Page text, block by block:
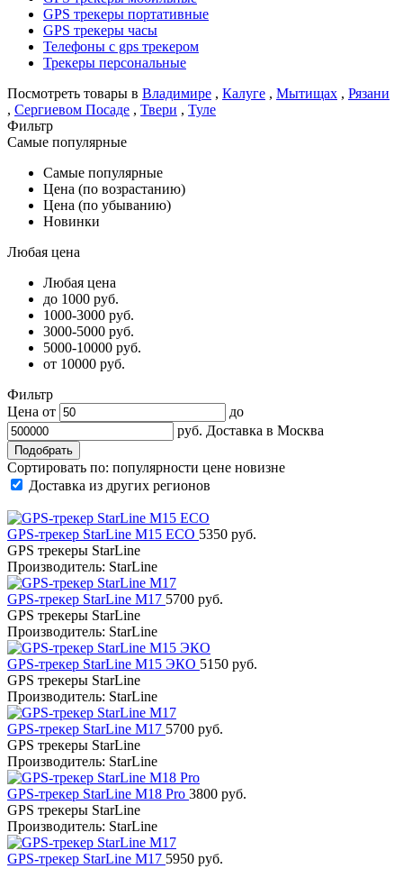
GPS трекеры портативные
GPS трекеры часы
Телефоны с gps трекером
Трекеры персональные
Посмотреть товары в Владимире , Калуге , Мытищах , Рязани
, Сергиевом Посаде , Твери , Туле
Фильтр
Самые популярные
Самые популярные
Цена (по возрастанию)
Цена (по убыванию)
Новинки
Любая цена
Любая цена
до 1000 руб.
1000-3000 руб.
3000-5000 руб.
5000-10000 руб.
от 10000 руб.
Фильтр
Цена от
до
руб. Доставка в Москва
Сортировать по: популярности цене новизне
Доставка из других регионов
GPS-трекер StarLine M15 ECO 5350 руб.
GPS трекеры StarLine
Производитель: StarLine
GPS-трекер StarLine M17 5700 руб.
GPS трекеры StarLine
Производитель: StarLine
GPS-трекер StarLine M15 ЭКО 5150 руб.
GPS трекеры StarLine
Производитель: StarLine
GPS-трекер StarLine M17 5700 руб.
GPS трекеры StarLine
Производитель: StarLine
GPS-трекер StarLine M18 Pro 3800 руб.
GPS трекеры StarLine
Производитель: StarLine
GPS-трекер StarLine M17 5950 руб.